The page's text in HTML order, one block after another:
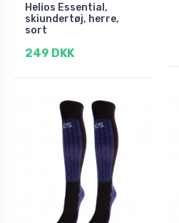
Helios Essential,
skiundertøj, herre,
sort
249 DKK